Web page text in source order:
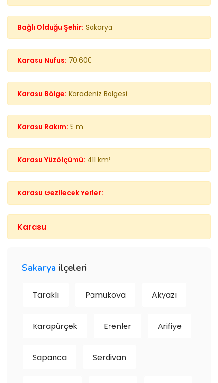
Bağlı Olduğu Şehir: Sakarya
Karasu Nufus: 70.600
Karasu Bölge: Karadeniz Bölgesi
Karasu Rakım: 5 m
Karasu Yüzölçümü: 411 km²
Karasu Gezilecek Yerler:
Karasu
Sakarya ilçeleri
Taraklı Pamukova Akyazı
Karapürçek Erenler Arifiye
Sapanca Serdivan